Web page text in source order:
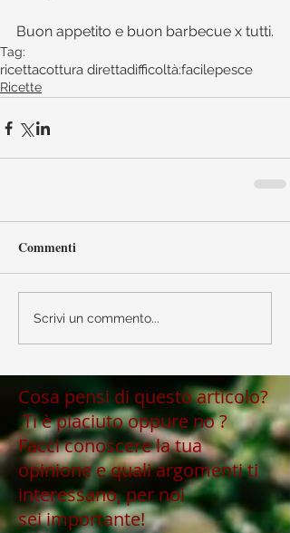
Buon appetito e buon barbecue x tutti.
Tag:
ricettacottura direttadifficoltà:facilepesce
Ricette
Commenti
Scrivi un commento...
Cosa pensi di questo articolo?
Ti è piaciuto oppure no ?
Facci conoscere la tua
opinione e quali argomenti ti
interessano, per noi
sei importante!